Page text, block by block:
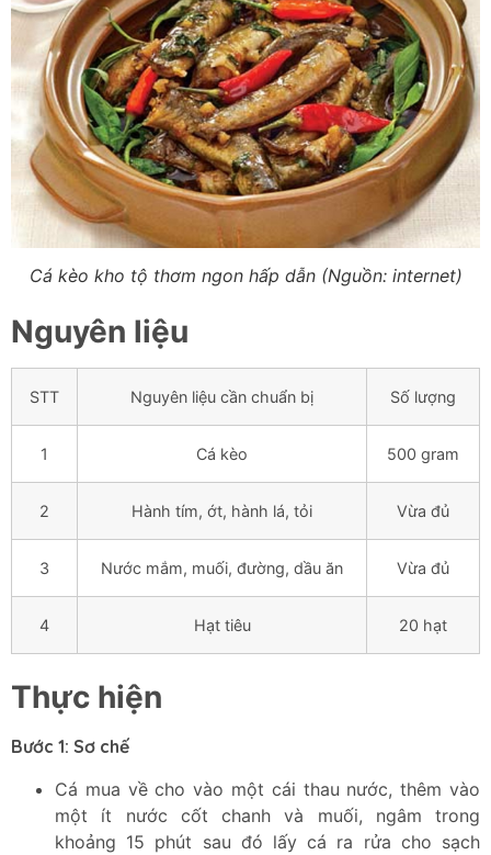
Cá kèo kho tộ thơm ngon hấp dẫn (Nguồn: internet)
Nguyên liệu
STT Nguyên liệu cần chuẩn bị Số lượng
1 Cá kèo 500 gram
2 Hành tím, ớt, hành lá, tỏi Vừa đủ
3 Nước mắm, muối, đường, dầu ăn Vừa đủ
4 Hạt tiêu 20 hạt
Thực hiện
Bước 1: Sơ chế
Cá mua về cho vào một cái thau nước, thêm vào
một ít nước cốt chanh và muối, ngâm trong
khoảng 15 phút sau đó lấy cá ra rửa cho sạch